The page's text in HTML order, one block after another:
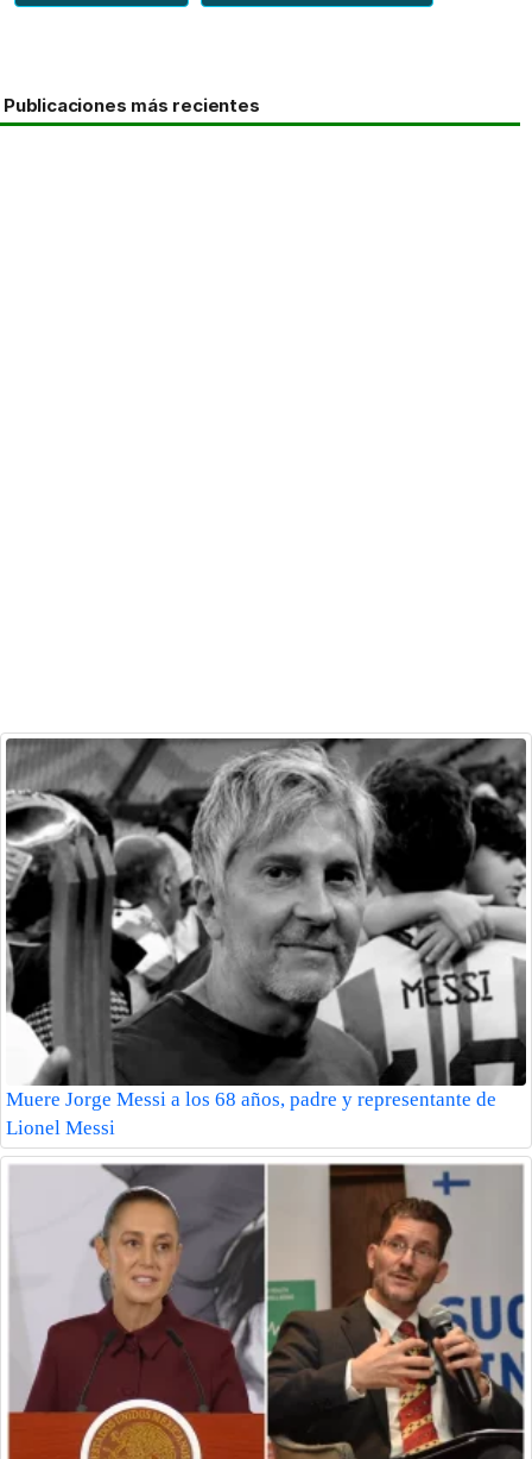
Publicaciones más recientes
Muere Jorge Messi a los 68 años, padre y representante de
Lionel Messi